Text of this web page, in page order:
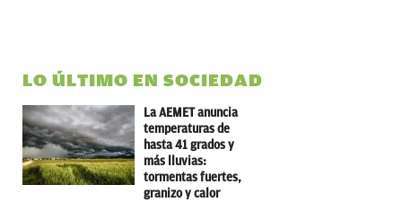
LO ÚLTIMO EN SOCIEDAD
La AEMET anuncia
temperaturas de
hasta 41 grados y
más lluvias:
tormentas fuertes,
granizo y calor